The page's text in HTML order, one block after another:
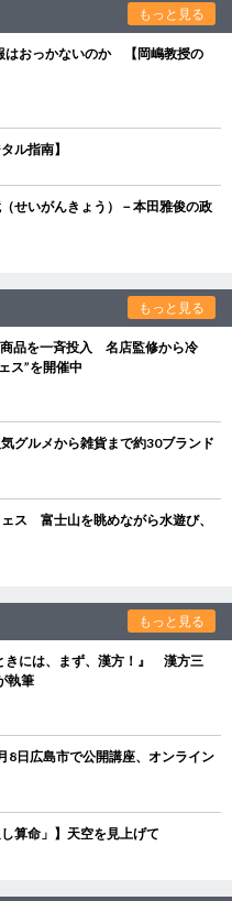
もっと見る
はおっかないのか 【岡嶋教授の
ル指南】
せいがんきょう）－本田雅俊の政
もっと見る
品を一斉投入 名店監修から冷
ス”を開催中
グルメから雑貨まで約30ブランド
ス 富士山を眺めながら水遊び、
もっと見る
きには、まず、漢方！』 漢方三
執筆
日広島市で公開講座、オンライン
算命」】天空を見上げて